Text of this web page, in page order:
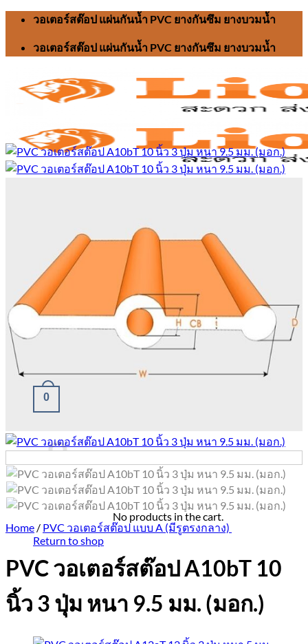
Skip
content
วอเตอร์สต๊อป แผ่นกันน้ำ PVC ยางกันซึม ยางบวมน้ำ
วอเตอร์สต๊อป แผ่นกันน้ำ PVC ยางกันซึม ยางบวมน้ำ
หน้าแรก
วอเตอร์สต๊อป
บทความ
ติดต่อเรา
062-816-8816 เบล
0
No products in the cart.
Return to shop
Home / PVC วอเตอร์สต๊อป แบบ A (มีรูตรงกลาง)
PVC วอเตอร์สต๊อป A10bT 10
นิ้ว 3 ปุ่ม หนา 9.5 มม. (มอก.)